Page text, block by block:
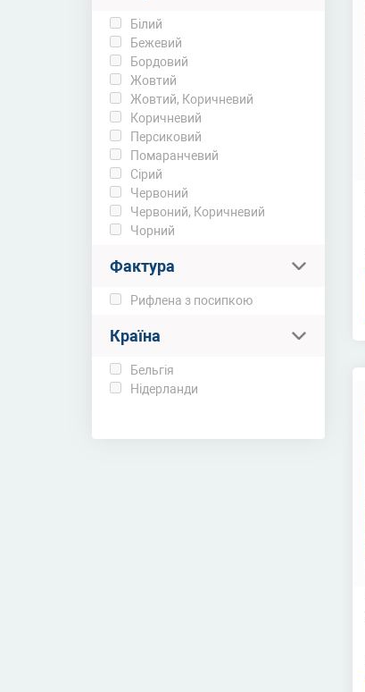
Білий
Бежевий
Бордовий
Жовтий
Жовтий, Коричневий
Коричневий
Персиковий
Помаранчевий
Сірий
Червоний
Червоний, Коричневий
Чорний
Фактура
Рифлена з посипкою
Країна
Бельгія
Нідерланди